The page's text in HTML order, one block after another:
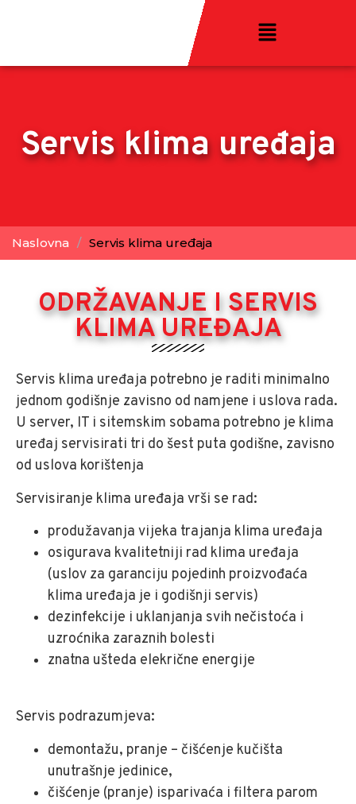
Servis klima uređaja
Naslovna / Servis klima uređaja
ODRŽAVANJE I SERVIS
KLIMA UREĐAJA
Servis klima uređaja potrebno je raditi minimalno
jednom godišnje zavisno od namjene i uslova rada.
U server, IT i sitemskim sobama potrebno je klima
uređaj servisirati tri do šest puta godišne, zavisno
od uslova korištenja
Servisiranje klima uređaja vrši se rad:
produžavanja vijeka trajanja klima uređaja
osigurava kvalitetniji rad klima uređaja
(uslov za garanciju pojedinh proizvođaća
klima uređaja je i godišnji servis)
dezinfekcije i uklanjanja svih nečistoća i
uzroćnika zaraznih bolesti
znatna ušteda elekrične energije
Servis podrazumjeva:
demontažu, pranje – čišćenje kučišta
unutrašnje jedinice,
čišćenje (pranje) isparivaća i filtera parom